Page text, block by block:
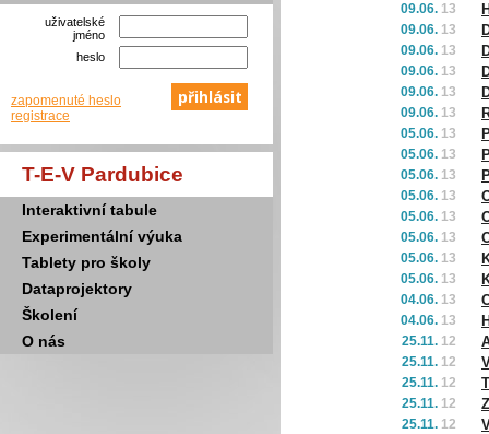
uživatelské
jméno
heslo
zapomenuté heslo
registrace
T-E-V Pardubice
Interaktivní tabule
Experimentální výuka
Tablety pro školy
Dataprojektory
Školení
O nás
09.06. 13
09.06. 13
09.06. 13
09.06. 13
09.06. 13
09.06. 13
05.06. 13
05.06. 13
05.06. 13
05.06. 13
05.06. 13
05.06. 13
05.06. 13
05.06. 13
04.06. 13
04.06. 13
25.11. 12
25.11. 12
25.11. 12
25.11. 12
25.11. 12